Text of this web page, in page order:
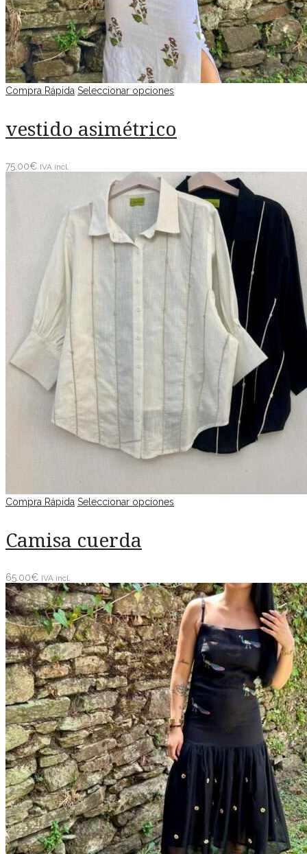
Compra Rápida Seleccionar opciones
vestido asimétrico
75.00€ IVA incl.
Compra Rápida Seleccionar opciones
Camisa cuerda
65.00€ IVA incl.